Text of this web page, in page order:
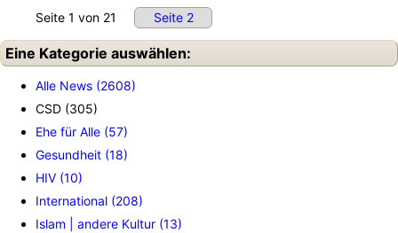
Seite 1 von 21 Seite 2
Eine Kategorie auswählen:
Alle News (2608)
CSD (305)
Ehe für Alle (57)
Gesundheit (18)
HIV (10)
International (208)
Islam | andere Kultur (13)